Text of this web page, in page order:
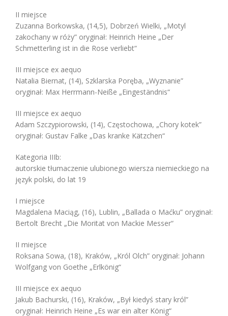
II miejsce
Zuzanna Borkowska, (14,5), Dobrzeń Wielki, „Motyl
zakochany w róży” oryginał: Heinrich Heine „Der
Schmetterling ist in die Rose verliebt“
III miejsce ex aequo
Natalia Biernat, (14), Szklarska Poręba, „Wyznanie”
oryginał: Max Herrmann-Neiße „Eingeständnis“
III miejsce ex aequo
Adam Szczypiorowski, (14), Częstochowa, „Chory kotek”
oryginał: Gustav Falke „Das kranke Kätzchen“
Kategoria IIIb:
autorskie tłumaczenie ulubionego wiersza niemieckiego na
język polski, do lat 19
I miejsce
Magdalena Maciąg, (16), Lublin, „Ballada o Maćku” oryginał:
Bertolt Brecht „Die Moritat von Mackie Messer“
II miejsce
Roksana Sowa, (18), Kraków, „Król Olch” oryginał: Johann
Wolfgang von Goethe „Erlkönig“
III miejsce ex aequo
Jakub Bachurski, (16), Kraków, „Był kiedyś stary król”
oryginał: Heinrich Heine „Es war ein alter König“